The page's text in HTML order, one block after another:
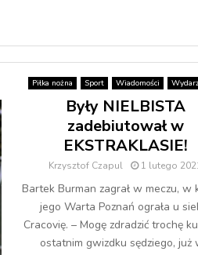
Piłka nożna Sport Wiadomości
Były NIELBISTA
zadebiutował w
EKSTRAKLASIE!
Krzysztof Czapul 1 lutego
Bartek Burman zagrał w meczu, w
jego Warta Poznań ograła u
Cracovię. – Mogę zdradzić trochę
ostatnim gwizdku sędziego, już